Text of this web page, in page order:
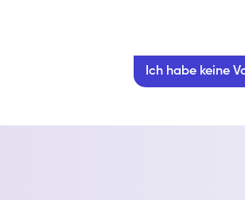
Ich habe keine